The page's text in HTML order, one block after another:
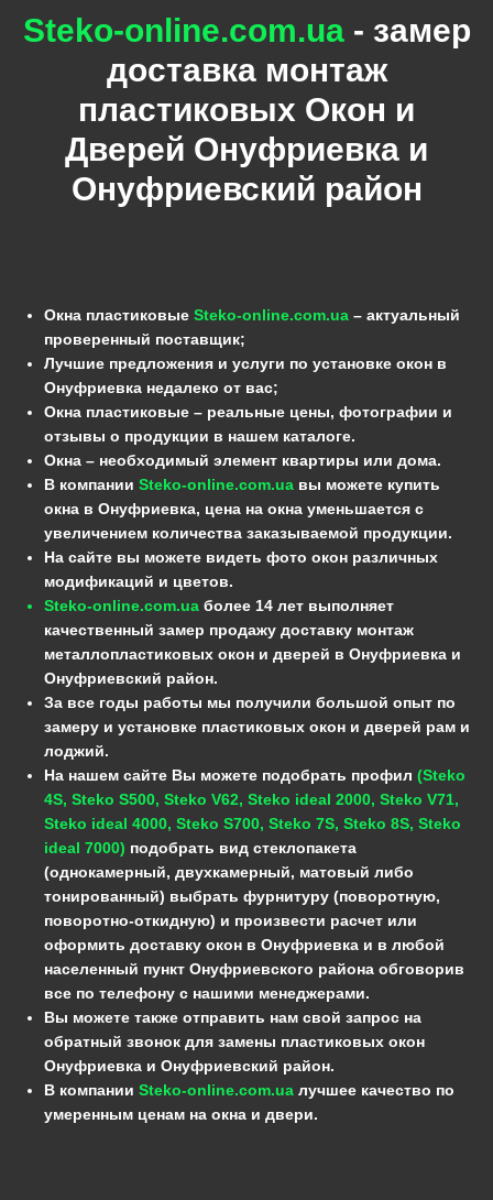
Steko-online.com.ua- замер
доставка монтаж
пластиковых Окон и
Дверей Онуфриевка и
Онуфриевский район
Окна пластиковые Steko-online.com.ua – актуальный
проверенный поставщик;
Лучшие предложения и услуги по установке окон в
Онуфриевка недалеко от вас;
Окна пластиковые – реальные цены, фотографии и
отзывы о продукции в нашем каталоге.
Окна – необходимый элемент квартиры или дома.
В компании Steko-online.com.ua вы можете купить
окна в Онуфриевка, цена на окна уменьшается с
увеличением количества заказываемой продукции.
На сайте вы можете видеть фото окон различных
модификаций и цветов.
Steko-online.com.ua более 14 лет выполняет
качественный замер продажу доставку монтаж
металлопластиковых окон и дверей в Онуфриевка и
Онуфриевский район.
За все годы работы мы получили большой опыт по
замеру и установке пластиковых окон и дверей рам и
лоджий.
На нашем сайте Вы можете подобрать профил (Steko
4S, Steko S500, Steko V62, Steko ideal 2000, Steko V71,
Steko ideal 4000, Steko S700, Steko 7S, Steko 8S, Steko
ideal 7000) подобрать вид стеклопакета
(однокамерный, двухкамерный, матовый либо
тонированный) выбрать фурнитуру (поворотную,
поворотно-откидную) и произвести расчет или
оформить доставку окон в Онуфриевка и в любой
населенный пункт Онуфриевского района обговорив
все по телефону с нашими менеджерами.
Вы можете также отправить нам свой запрос на
обратный звонок для замены пластиковых окон
Онуфриевка и Онуфриевский район.
В компании Steko-online.com.ua лучшее качество по
умеренным ценам на окна и двери.